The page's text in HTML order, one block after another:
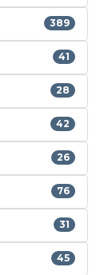
389
41
28
42
26
76
31
45